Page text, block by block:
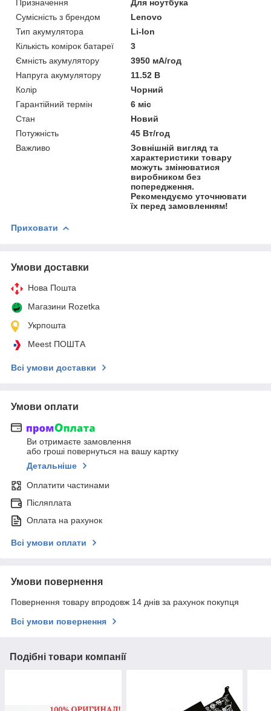
Призначення
Для ноутбука
Сумісність з брендом
Lenovo
Тип акумулятора
Li-Ion
Кількість комірок батареї
3
Ємність акумулятору
3950 мА/год
Напруга акумулятору
11.52 В
Колір
Чорний
Гарантійний термін
6 міс
Стан
Новий
Потужність
45 Вт/год
Важливо
Зовнішній вигляд та
характеристики товару
можуть змінюватися
виробником без
попередження.
Рекомендуємо уточнювати
їх перед замовленням!
Приховати
Умови доставки
Нова Пошта
Магазини Rozetka
Укрпошта
Meest ПОШТА
Всі умови доставки
Умови оплати
Ви отримаєте замовлення
або гроші повернуться на вашу картку
Детальніше
Оплатити частинами
Післяплата
Оплата на рахунок
Всі умови оплати
Умови повернення
Повернення товару впродовж 14 днів за рахунок покупця
Всі умови повернення
Подібні товари компанії